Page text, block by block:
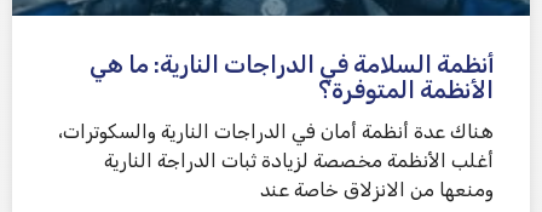
أنظمة السلامة في الدراجات النارية: ما هي
الأنظمة المتوفرة؟
هناك عدة أنظمة أمان في الدراجات النارية والسكوترات،
أغلب الأنظمة مخصصة لزيادة ثبات الدراجة النارية
ومنعها من الانزلاق خاصة عند